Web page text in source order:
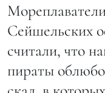
Сейшельских
считали, что
пираты